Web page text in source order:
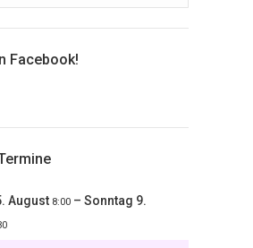
Facebook!
August 8:00 – Sonntag 9.